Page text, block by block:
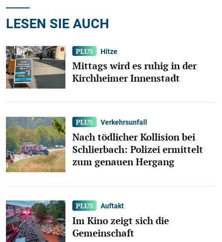
LESEN SIE AUCH
Hitze
Mittags wird es ruhig in der
Kirchheimer Innenstadt
Verkehrsunfall
Nach tödlicher Kollision bei
Schlierbach: Polizei ermittelt
zum genauen Hergang
Auftakt
Im Kino zeigt sich die
Gemeinschaft